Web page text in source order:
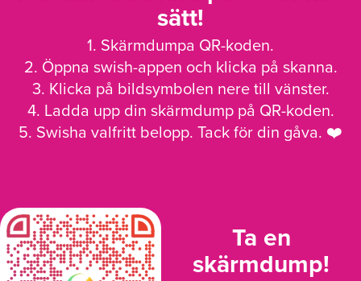
sätt!
1. Skärmdumpa QR-koden.
2. Öppna swish-appen och klicka på skanna.
3. Klicka på bildsymbolen nere till vänster.
4. Ladda upp din skärmdump på QR-koden.
5. Swisha valfritt belopp. Tack för din gåva. ❤️
Ta en
skärmdump!